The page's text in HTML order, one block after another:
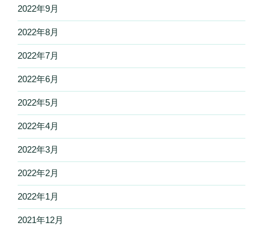
2022年9月
2022年8月
2022年7月
2022年6月
2022年5月
2022年4月
2022年3月
2022年2月
2022年1月
2021年12月